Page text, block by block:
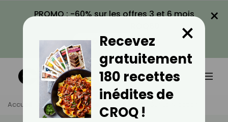
PROMO : -60% sur les offres 3 et 6 mois
VOIR LA PROMO
×
Accueil Actus Famille Tout Savoir Sur La Nidation
Recevez
gratuitement
180 recettes
inédites de
CROQ !
×